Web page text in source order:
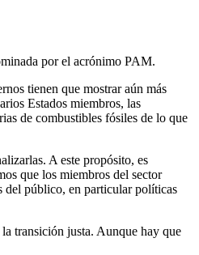
por el acrónimo PAM.
tienen que mostrar aún más
Estados miembros, las
de combustibles fósiles de lo que
A este propósito, es
que los miembros del sector
del público, en particular políticas
transición justa. Aunque hay que